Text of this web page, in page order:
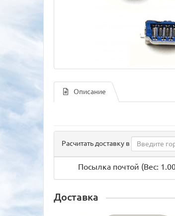
Описание
Расчитать доставку в
Посылка почтой (Вес:
Доставка